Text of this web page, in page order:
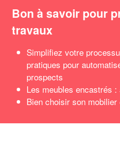
Bon à savoir pour
travaux
Simplifiez votre
pratiques pour
prospects
Les meubles encastrés :
Bien choisir son mobilier